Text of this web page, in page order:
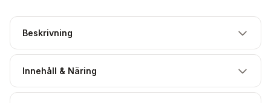
Beskrivning
Innehåll & Näring